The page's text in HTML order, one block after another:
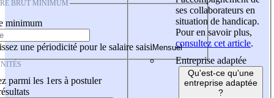
BRUT MINIMUM
minimum
une périodicité pour le salaire saisi
parmi les 1ers à postuler
ses collaborateurs en
situation de handicap.
Pour en savoir plus,
consultez cet article.
Entreprise adaptée
Qu'est-ce qu'une
entreprise adaptée
?